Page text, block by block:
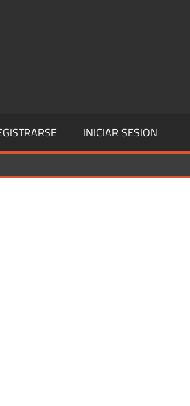
INICIAR SESION